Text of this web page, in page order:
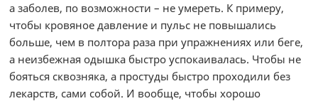
а заболев, по возможности – не умереть. К примеру,
чтобы кровяное давление и пульс не повышались
больше, чем в полтора раза при упражнениях или беге,
а неизбежная одышка быстро успокаивалась. Чтобы не
бояться сквозняка, а простуды быстро проходили без
лекарств, сами собой. И вообще, чтобы хорошо